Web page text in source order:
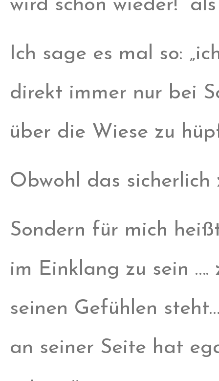
wird schon wieder!“
Ich sage es mal so:
direkt immer nur bei
über die Wiese zu
Obwohl das
Sondern für mich
im Einklang zu sein ….
seinen Gefühlen
an seiner Seite hat